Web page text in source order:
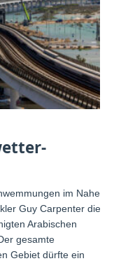
im Nahen
Guy Carpenter die
Arabischen
gesamte
Gebiet dürfte ein